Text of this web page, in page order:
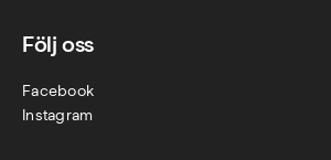
Följ oss
Facebook
Instagram